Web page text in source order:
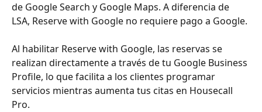
de Google Search y Google Maps. A diferencia de
LSA, Reserve with Google no requiere pago a Google.
Al habilitar Reserve with Google, las reservas se
realizan directamente a través de tu Google Business
Profile, lo que facilita a los clientes programar
servicios mientras aumenta tus citas en Housecall
Pro.